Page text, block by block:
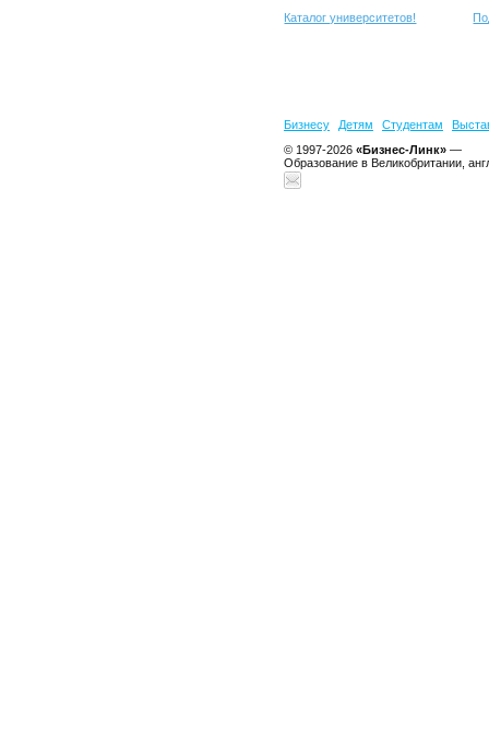
Каталог университетов!
Бизнесу Детям Студентам
© 1997-2026 «Бизнес-Линк» —
Образование в Великобритании,